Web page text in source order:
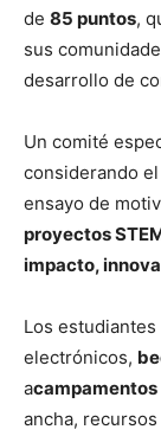
de 85 puntos,
sus
desarrollo de
Un comité
considerando
ensayo de
proyectos
impacto,
Los
electrónicos,
acampamentos
ancha,